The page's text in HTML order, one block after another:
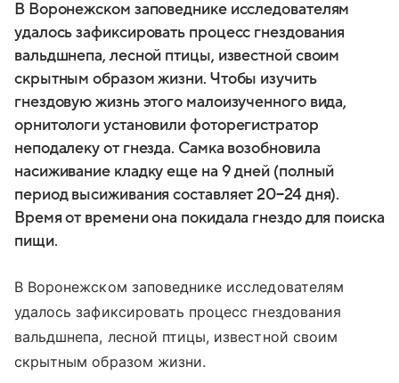
В Воронежском заповеднике исследователям
удалось зафиксировать процесс гнездования
вальдшнепа, лесной птицы, известной своим
скрытным образом жизни. Чтобы изучить
гнездовую жизнь этого малоизученного вида,
орнитологи установили фоторегистратор
неподалеку от гнезда. Самка возобновила
насиживание кладку еще на 9 дней (полный
период высиживания составляет 20−24 дня).
Время от времени она покидала гнездо для поиска
пищи.
В Воронежском заповеднике исследователям
удалось зафиксировать процесс гнездования
вальдшнепа, лесной птицы, известной своим
скрытным образом жизни.